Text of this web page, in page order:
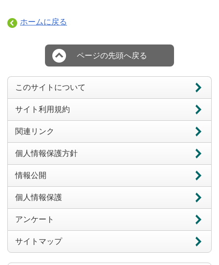
ホームに戻る
ページの先頭へ戻る
このサイトについて
サイト利用規約
関連リンク
個人情報保護方針
情報公開
個人情報保護
アンケート
サイトマップ